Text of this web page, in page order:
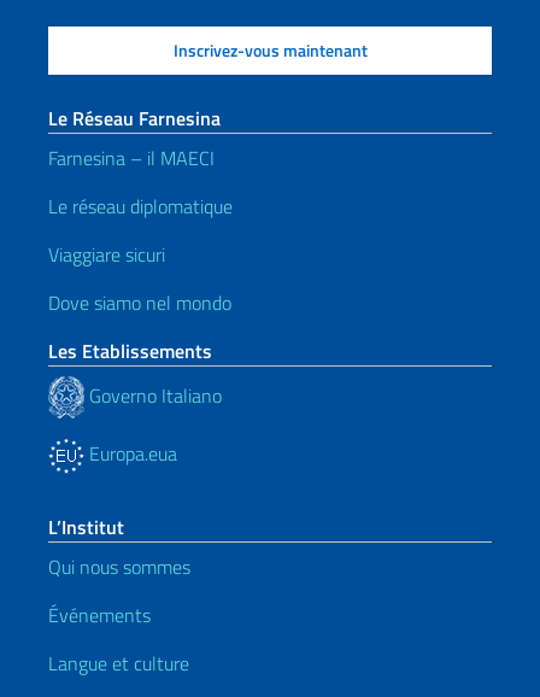
Le Réseau Farnesina
Farnesina – il MAECI
Le réseau diplomatique
Viaggiare sicuri
Dove siamo nel mondo
Les Etablissements
Governo Italiano
Europa.eua
L’Institut
Qui nous sommes
Événements
Langue et culture